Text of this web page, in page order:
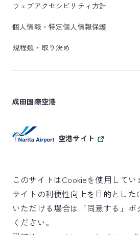
ウェブアクセシビリティ方針
個人情報・特定個人情報保護
規程類・取り決め
成田国際空港
空港サイト
SKYTRAX
5スターエアポート
このサイトはCookieを使用してい
サイトの利便性向上を目的とした
いただける場合は「同意する」ボ
ください。